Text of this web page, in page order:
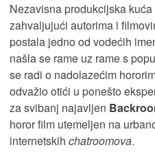
Nezavisna produkcijska kuća
zahvaljujući autorima i
postala jedno od vodećih
našla se rame uz rame s
se radi o nadolazećim
odvažio otići u ponešto
za svibanj najavljen
horor film utemeljen na
internetskih chatroomova.